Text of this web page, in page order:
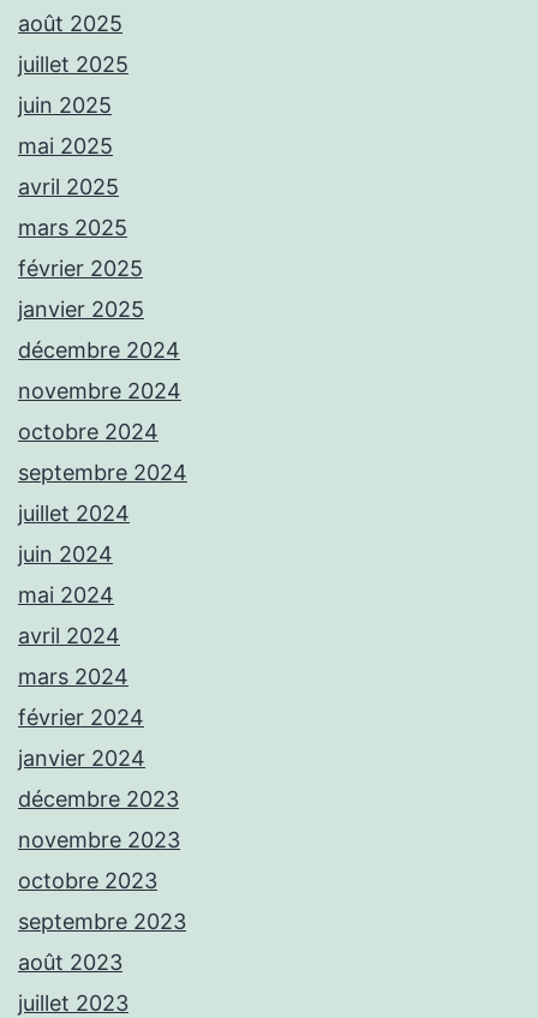
août 2025
juillet 2025
juin 2025
mai 2025
avril 2025
mars 2025
février 2025
janvier 2025
décembre 2024
novembre 2024
octobre 2024
septembre 2024
juillet 2024
juin 2024
mai 2024
avril 2024
mars 2024
février 2024
janvier 2024
décembre 2023
novembre 2023
octobre 2023
septembre 2023
août 2023
juillet 2023